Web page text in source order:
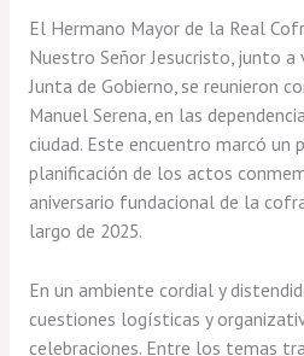
El Hermano Mayor de la Real
Nuestro Señor Jesucristo, junto a
Junta de Gobierno, se reunieron
Manuel Serena, en las
ciudad. Este encuentro marcó un
planificación de los actos
aniversario fundacional de la
largo de 2025.
En un ambiente cordial y
cuestiones logísticas y
celebraciones. Entre los temas